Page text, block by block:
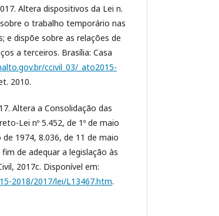
Altera dispositivos da Lei n.
o trabalho temporário nas
e dispõe sobre as relações de
a terceiros. Brasília: Casa
ccivil_03/_ato2015-
2010.
Altera a Consolidação das
Lei nº 5.452, de 1º de maio
1974, 8.036, de 11 de maio
de adequar a legislação às
2017c. Disponível em:
2018/2017/lei/L13467.htm.